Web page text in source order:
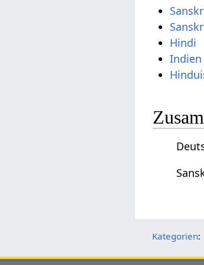
Hindi
Indien
Kategorien: